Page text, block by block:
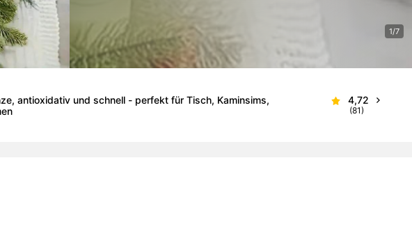
1/7
antioxidativ und schnell - perfekt für Tisch, Kaminsims,
4,72
(81)